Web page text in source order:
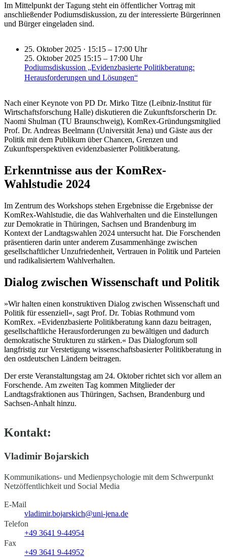
Im Mittelpunkt der Tagung steht ein öffentlicher Vortrag mit
anschließender Podiumsdiskussion, zu der interessierte Bürgerinnen
und Bürger eingeladen sind.
25. Oktober 2025 · 15:15 – 17:00 Uhr
25. Oktober 2025 15:15 – 17:00 Uhr
Podiumsdiskussion „Evidenzbasierte Politikberatung:
Herausforderungen und Lösungen“
Nach einer Keynote von PD Dr. Mirko Titze (Leibniz-Institut für
Wirtschaftsforschung Halle) diskutieren die Zukunftsforscherin Dr.
Naomi Shulman (TU Braunschweig), KomRex-Gründungsmitglied
Prof. Dr. Andreas Beelmann (Universität Jena) und Gäste aus der
Politik mit dem Publikum über Chancen, Grenzen und
Zukunftsperspektiven evidenzbasierter Politikberatung.
Erkenntnisse aus der KomRex-
Wahlstudie 2024
Im Zentrum des Workshops stehen Ergebnisse die Ergebnisse der
KomRex-Wahlstudie, die das Wahlverhalten und die Einstellungen
zur Demokratie in Thüringen, Sachsen und Brandenburg im
Kontext der Landtagswahlen 2024 untersucht hat. Die Forschenden
präsentieren darin unter anderem Zusammenhänge zwischen
gesellschaftlicher Unzufriedenheit, Vertrauen in Politik und Parteien
und radikalisiertem Wahlverhalten.
Dialog zwischen Wissenschaft und Politik
»Wir halten einen konstruktiven Dialog zwischen Wissenschaft und
Politik für essenziell«, sagt Prof. Dr. Tobias Rothmund vom
KomRex. »Evidenzbasierte Politikberatung kann dazu beitragen,
gesellschaftliche Herausforderungen zu bewältigen und dadurch
demokratische Strukturen zu stärken.« Das Dialogforum soll
langfristig zur Verstetigung wissenschaftsbasierter Politikberatung in
den ostdeutschen Ländern beitragen.
Der erste Veranstaltungstag am 24. Oktober richtet sich vor allem an
Forschende. Am zweiten Tag kommen Mitglieder der
Landtagsfraktionen aus Thüringen, Sachsen, Brandenburg und
Sachsen-Anhalt hinzu.
Kontakt:
Vladimir Bojarskich
Kommunikations- und Medienpsychologie mit dem Schwerpunkt
Netzöffentlichkeit und Social Media
E-Mail
vladimir.bojarskich@uni-jena.de
Telefon
+49 3641 9-44954
Fax
+49 3641 9-44952